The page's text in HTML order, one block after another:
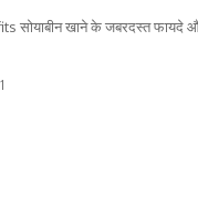
सोयाबीन खाने के जबरदस्त फायदे